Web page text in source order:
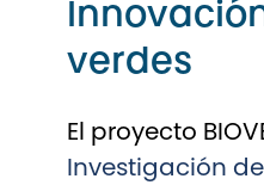
verdes
El proyecto
Investigación